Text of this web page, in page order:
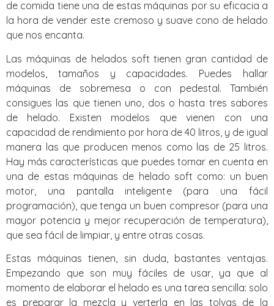
de comida tiene una de estas máquinas por su eficacia a
la hora de vender este cremoso y suave cono de helado
que nos encanta.
Las máquinas de helados soft tienen gran cantidad de
modelos, tamaños y capacidades. Puedes hallar
máquinas de sobremesa o con pedestal. También
consigues las que tienen uno, dos o hasta tres sabores
de helado. Existen modelos que vienen con una
capacidad de rendimiento por hora de 40 litros, y de igual
manera las que producen menos como las de 25 litros.
Hay más características que puedes tomar en cuenta en
una de estas máquinas de helado soft como: un buen
motor, una pantalla inteligente (para una fácil
programación), que tenga un buen compresor (para una
mayor potencia y mejor recuperación de temperatura),
que sea fácil de limpiar, y entre otras cosas.
Estas máquinas tienen, sin duda, bastantes ventajas.
Empezando que son muy fáciles de usar, ya que al
momento de elaborar el helado es una tarea sencilla: solo
es preparar la mezcla y verterla en las tolvas de la